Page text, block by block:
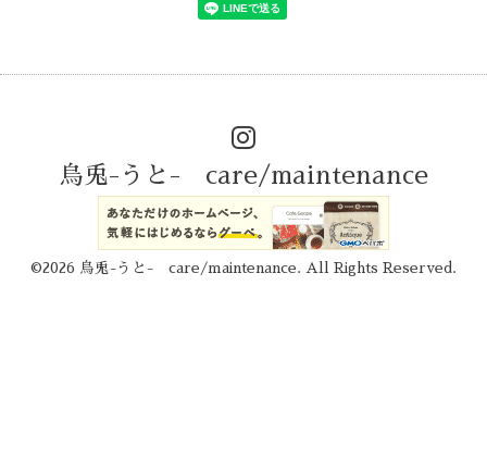
烏兎-うと- care/maintenance
©2026 烏兎-うと- care/maintenance . All Rights Reserved.